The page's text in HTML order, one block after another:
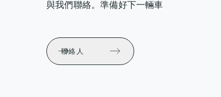
與我們聯絡。準備好下一輛車
聯絡人